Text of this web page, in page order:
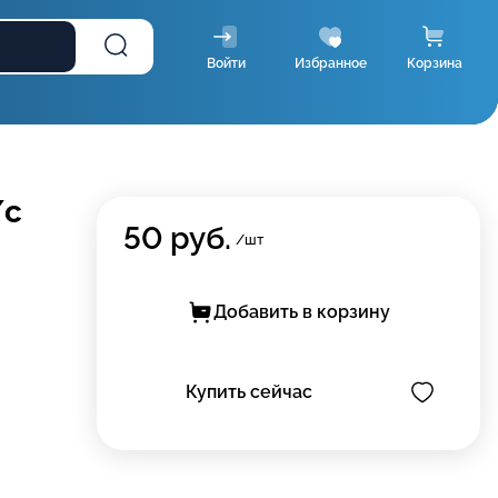
Войти Избранное Корзина
50 руб. /шт
Добавить в корзину
Купить сейчас